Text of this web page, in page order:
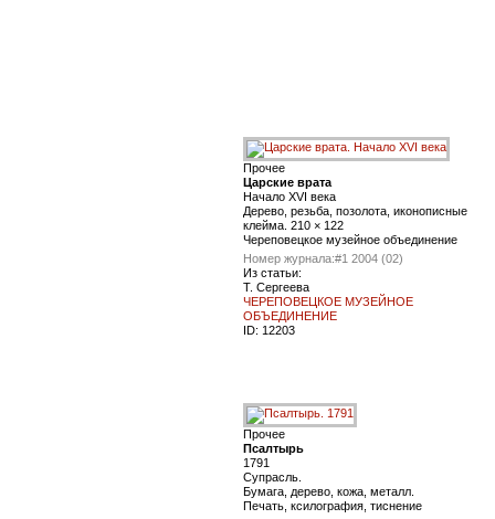
Прочее
Царские врата
Начало XVI века
Дерево, резьба, позолота, иконописные
клейма. 210 × 122
Череповецкое музейное объединение
Номер журнала:#1 2004 (02)
Из статьи:
Т. Сергеева
ЧЕРЕПОВЕЦКОЕ МУЗЕЙНОЕ
ОБЪЕДИНЕНИЕ
ID: 12203
Прочее
Псалтырь
1791
Супрасль.
Бумага, дерево, кожа, металл.
Печать, ксилография, тиснение